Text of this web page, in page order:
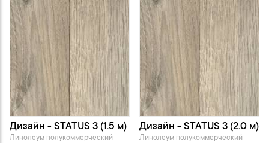
Дизайн - STATUS 3 (1.5 м)
Линолеум полукоммерческий
Дизайн - STATUS 3 (2.0 м)
Линолеум полукоммерческий